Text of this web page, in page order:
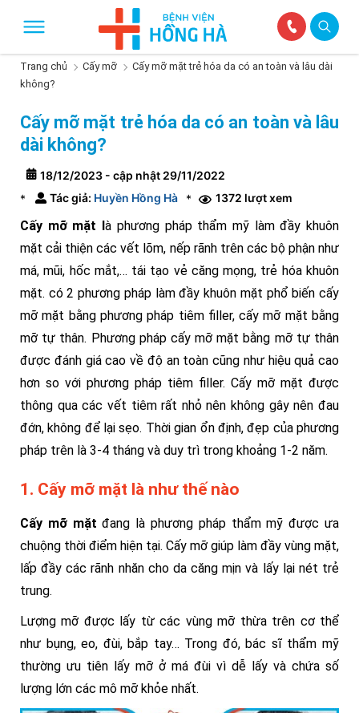
Trang chủ Cấy mỡ
Cấy mỡ mặt trẻ hóa da có an toàn và lâu dài
không?
Cấy mỡ mặt trẻ hóa da có an toàn và lâu
dài không?
18/12/2023 - cập nhật 29/11/2022
*
Tác giả: Huyền Hồng Hà * 1372 lượt xem
Cấy mỡ mặt là phương pháp thẩm mỹ làm đầy khuôn
mặt cải thiện các vết lõm, nếp rãnh trên các bộ phận như
má, mũi, hốc mắt,… tái tạo vẻ căng mọng, trẻ hóa khuôn
mặt. có 2 phương pháp làm đầy khuôn mặt phổ biến cấy
mỡ mặt bằng phương pháp tiêm filler, cấy mỡ mặt bằng
mỡ tự thân. Phương pháp cấy mỡ mặt bằng mỡ tự thân
được đánh giá cao về độ an toàn cũng như hiệu quả cao
hơn so với phương pháp tiêm filler. Cấy mỡ mặt được
thông qua các vết tiêm rất nhỏ nên không gây nên đau
đớn, không để lại sẹo. Thời gian ổn định, đẹp của phương
pháp trên là 3-4 tháng và duy trì trong khoảng 1-2 năm.
1. Cấy mỡ mặt là như thế nào
Cấy mỡ mặt đang là phương pháp thẩm mỹ được ưa
chuộng thời điểm hiện tại. Cấy mỡ giúp làm đầy vùng mặt,
lấp đầy các rãnh nhăn cho da căng mịn và lấy lại nét trẻ
trung.
Lượng mỡ được lấy từ các vùng mỡ thừa trên cơ thể
như bụng, eo, đùi, bắp tay… Trong đó, bác sĩ thẩm mỹ
thường ưu tiên lấy mỡ ở má đùi vì dễ lấy và chứa số
lượng lớn các mô mỡ khỏe nhất.